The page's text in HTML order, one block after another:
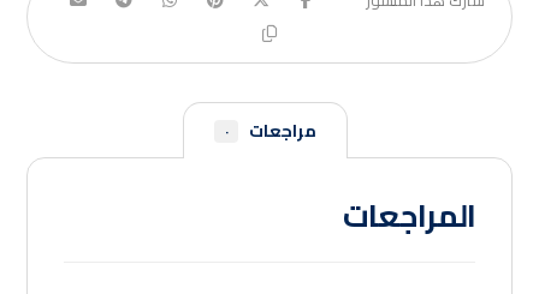
مراجعات ٠
المراجعات